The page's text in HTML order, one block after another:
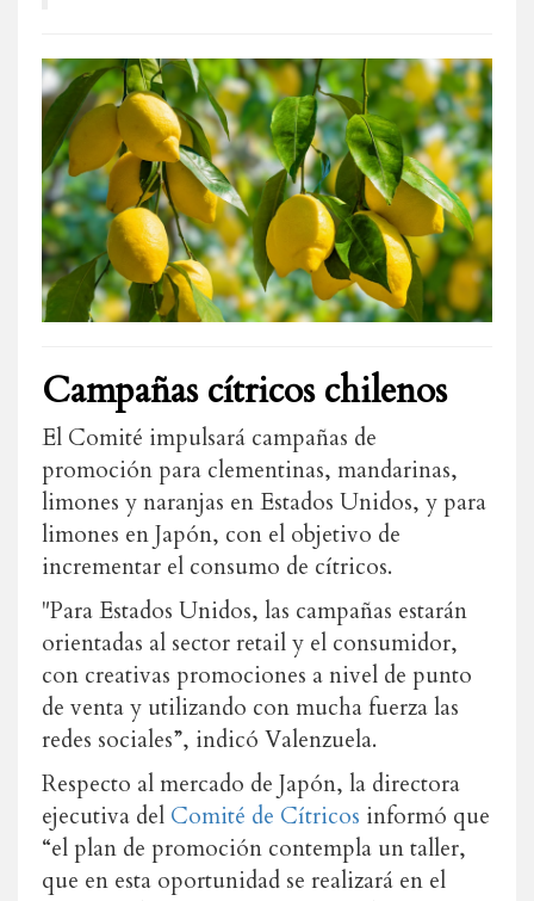
Campañas cítricos chilenos
El Comité impulsará campañas de
promoción para clementinas, mandarinas,
limones y naranjas en Estados Unidos, y para
limones en Japón, con el objetivo de
incrementar el consumo de cítricos.
"Para Estados Unidos, las campañas estarán
orientadas al sector retail y el consumidor,
con creativas promociones a nivel de punto
de venta y utilizando con mucha fuerza las
redes sociales”, indicó Valenzuela.
Respecto al mercado de Japón, la directora
ejecutiva del Comité de Cítricos informó que
“el plan de promoción contempla un taller,
que en esta oportunidad se realizará en el